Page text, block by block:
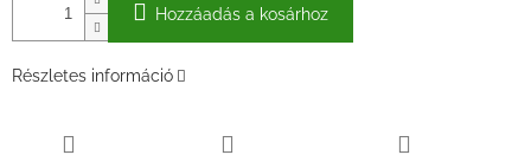
Hozzáadás a kosárhoz
Részletes információ